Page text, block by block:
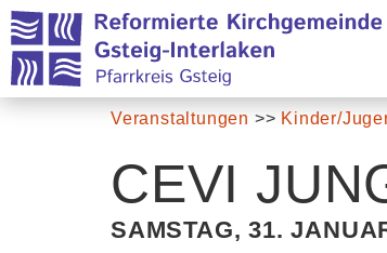
Veranstaltungen >> Kinder/
CEVI
SAMSTAG, 31.